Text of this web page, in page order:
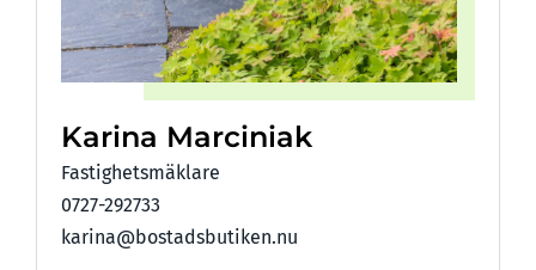
Karina Marciniak
Fastighetsmäklare
0727-292733
karina@bostadsbutiken.nu